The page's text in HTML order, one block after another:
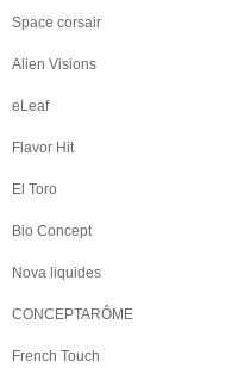
Space corsair
Alien Visions
eLeaf
Flavor Hit
El Toro
Bio Concept
Nova liquides
CONCEPTARÔME
French Touch